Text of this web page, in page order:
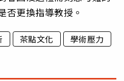
否更換指導教授。
茶點文化 學術壓力